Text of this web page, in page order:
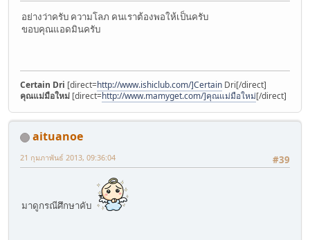
อย่างว่าครับ ความโลภ คนเราต้องพอให้เป็นครับ
ขอบคุณแอดมินครับ
Certain Dri [direct=http://www.ishiclub.com/]Certain Dri[/direct]
คุณแม่มือใหม่ [direct=http://www.mamyget.com/]คุณแม่มือใหม่[/direct]
aituanoe
#39
21 กุมภาพันธ์ 2013, 09:36:04
มาดูกรณีศึกษาคับ